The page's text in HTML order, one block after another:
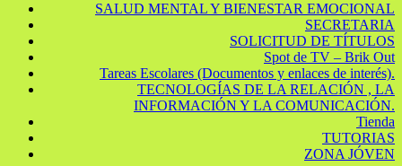
SALUD MENTAL Y BIENESTAR EMOCIONAL
SECRETARIA
SOLICITUD DE TÍTULOS
Spot de TV – Brik Out
Tareas Escolares (Documentos y enlaces de interés).
TECNOLOGÍAS DE LA RELACIÓN , LA
INFORMACIÓN Y LA COMUNICACIÓN.
Tienda
TUTORIAS
ZONA JÓVEN